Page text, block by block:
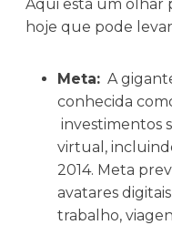
Aqui está um olhar
hoje que pode
Meta:A
conhecida
investimentos
virtual,
2014. Meta
avatares
trabalho,